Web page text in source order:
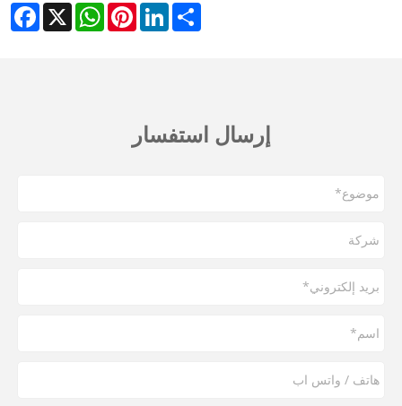
X
WhatsAppPinterestLinkedInShare
إرسال استفسار